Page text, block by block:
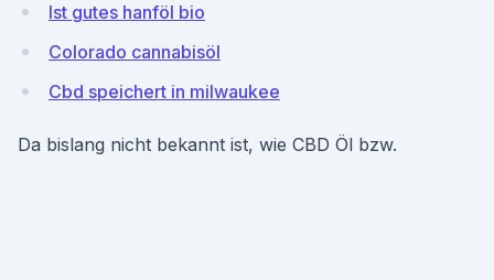
Ist gutes hanföl bio
Colorado cannabisöl
Cbd speichert in milwaukee
Da bislang nicht bekannt ist, wie CBD Öl bzw.